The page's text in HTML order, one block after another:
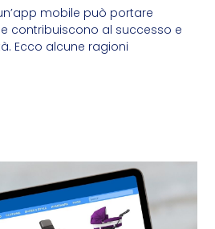
mobile può portare
contribuiscono al successo e
Ecco alcune ragioni